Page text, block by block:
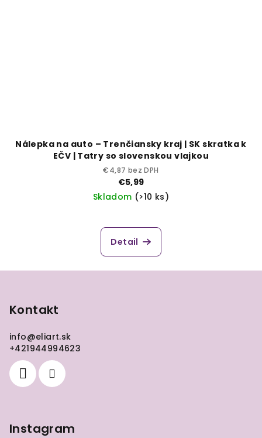
Nálepka na auto – Trenčiansky kraj | SK skratka k
EČV | Tatry so slovenskou vlajkou
€4,87 bez DPH
€5,99
Skladom (>10 ks)
Detail
Kontakt
info@eliart.sk
+421944994623
Instagram